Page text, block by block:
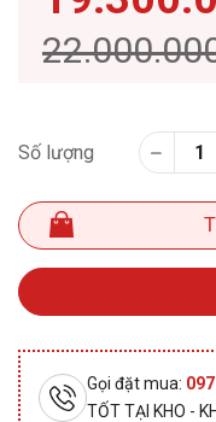
Số lượng
Gọi đặt mua:
TỐT TẠI KHO -